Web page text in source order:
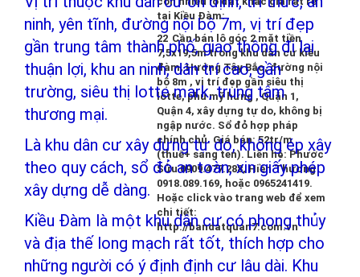
tại Kiều Đàm:
Cần bán lô góc 2 mặt tiền
7,5x19,5m trong khu dân cư kiều
đàm, Hướng Tây Bắc, đường nội
bộ 8m , vị trí đẹp gần siêu thị
lotte, phú mỹ hưng , Quận 1,
Quận 4, xây dựng tự do, không bị
ngập nước. Sổ đỏ hợp pháp
chính chủ. Giá bán: 52tr/m
(thuế+ sang ten). Liên hệ: Phước
Sửu 0909.477.288, Hiền Thương
0918.089.169, hoặc 0965241419.
Hoặc click vào trang web để xem
chi tiết:
http://bandatquan7.com.vn
ninh, yên tĩnh, đường nội bộ 7m, vị trí đẹp
gần trung tâm thành phố, giao thông đi lại
thuận lợi, khu an ninh, dân trí cao, gần
trường, siêu thị lotte mark, trung tâm
thương mại.
Là khu dân cư xây dựng tự do, không ép xây
theo quy cách, sổ đỏ an toàn, xin giấy phép
xây dựng dễ dàng.
Kiều Đàm là một khu dân cư có phong thủy
và địa thế long mạch rất tốt, thích hợp cho
những người có ý định định cư lâu dài. Khu